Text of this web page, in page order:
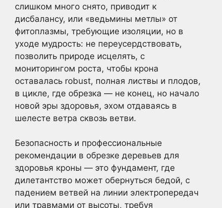
слишком много снято, приводит к
дисбалансу, или «ведьмины метлы» от
фитоплазмы, требующие изоляции, но в
уходе мудрость: не переусердствовать,
позволить природе исцелять, с
мониторингом роста, чтобы крона
оставалась robust, полная листвы и плодов,
в цикле, где обрезка — не конец, но начало
новой эры здоровья, эхом отдаваясь в
шелесте ветра сквозь ветви.
Безопасность и профессиональные
рекомендации в обрезке деревьев для
здоровья кроны — это фундамент, где
дилетантство может обернуться бедой, с
падением ветвей на линии электропередач
или травмами от высоты, требуя